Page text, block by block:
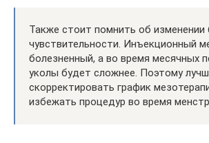
Также стоит помнить об изменении
чувствительности. Инъекционный
болезненный, а во время месячных
уколы будет сложнее. Поэтому
скорректировать график
избежать процедур во время